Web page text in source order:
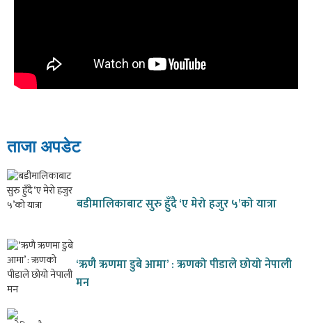
ताजा अपडेट
बडीमालिकाबाट सुरु हुँदै ‘ए मेरो हजुर ५’को यात्रा
‘ऋणै ऋणमा डुबे आमा’ : ऋणको पीडाले छोयो नेपाली
मन